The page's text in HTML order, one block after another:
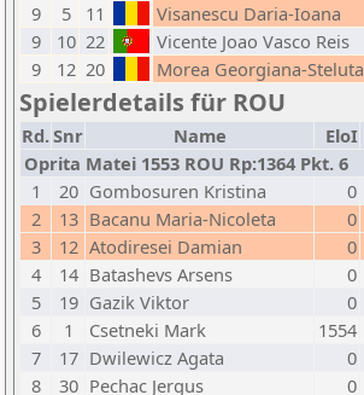
9
5 11 Visanescu Daria-Ioana
9
10 22 Vicente Joao Vasco Reis
9
12 20 Morea Georgiana-Steluta
Spielerdetails für ROU
Rd.Snr Name EloI
Oprita Matei 1553 ROU Rp:1364 Pkt. 6
1
20 Gombosuren Kristina 0
2
13 Bacanu Maria-Nicoleta 0
3
12 Atodiresei Damian 0
4
14 Batashevs Arsens 0
5
19 Gazik Viktor 0
6
1 Csetneki Mark 1554
7
17 Dwilewicz Agata 0
8
30 Pechac Jergus 0